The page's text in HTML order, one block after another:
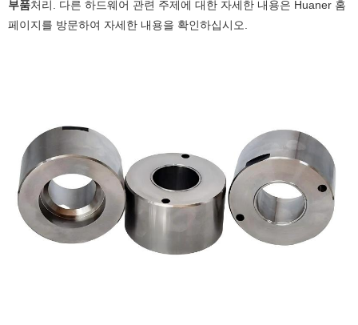
부품처리. 다른 하드웨어 관련 주제에 대한 자세한 내용은 Huaner 홈
페이지를 방문하여 자세한 내용을 확인하십시오.